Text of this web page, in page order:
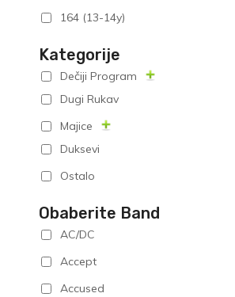
164 (13-14y)
Kategorije
Dečiji Program
Dugi Rukav
Majice
Duksevi
Ostalo
Obaberite Band
AC/DC
Accept
Accused